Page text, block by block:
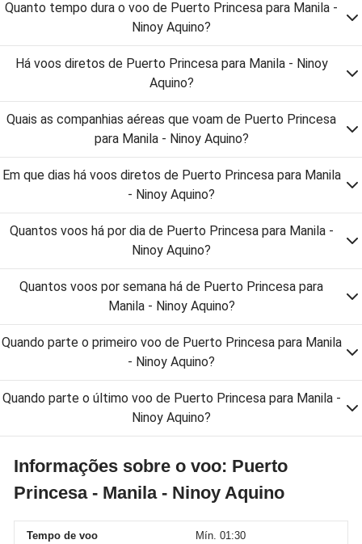
Quanto tempo dura o voo de Puerto Princesa para Manila -
Ninoy Aquino?
Há voos diretos de Puerto Princesa para Manila - Ninoy
Aquino?
Quais as companhias aéreas que voam de Puerto Princesa
para Manila - Ninoy Aquino?
Em que dias há voos diretos de Puerto Princesa para Manila
- Ninoy Aquino?
Quantos voos há por dia de Puerto Princesa para Manila -
Ninoy Aquino?
Quantos voos por semana há de Puerto Princesa para
Manila - Ninoy Aquino?
Quando parte o primeiro voo de Puerto Princesa para Manila
- Ninoy Aquino?
Quando parte o último voo de Puerto Princesa para Manila -
Ninoy Aquino?
Informações sobre o voo: Puerto
Princesa - Manila - Ninoy Aquino
Tempo de voo Mín. 01:30